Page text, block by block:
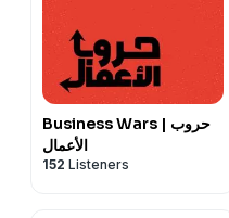
Business Wars | حروب
الأعمال
152 Listeners